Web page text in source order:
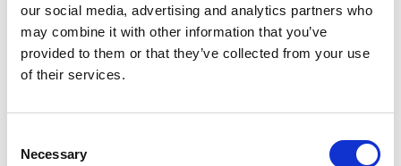
our social media, advertising and analytics partners who
may combine it with other information that you’ve
provided to them or that they’ve collected from your use
of their services.
Selection
Necessary
zarezerwuj mycie w
serwisie Multiwash!
Sprawdź listę myjni, w których możesz